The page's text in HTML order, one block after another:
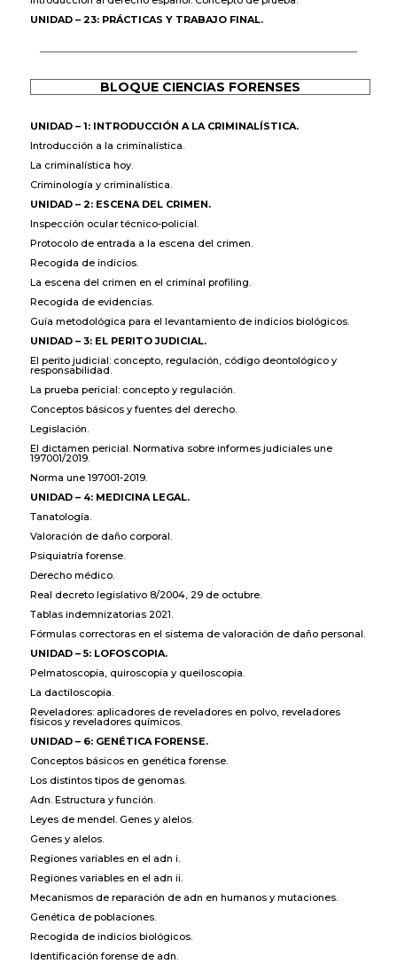
UNIDAD – 23: PRÁCTICAS Y TRABAJO FINAL.
BLOQUE CIENCIAS FORENSES
UNIDAD – 1: INTRODUCCIÓN A LA CRIMINALÍSTICA.
Introducción a la criminalística.
La criminalística hoy.
Criminología y criminalística.
UNIDAD – 2: ESCENA DEL CRIMEN.
Inspección ocular técnico-policial.
Protocolo de entrada a la escena del crimen.
Recogida de indicios.
La escena del crimen en el criminal profiling.
Recogida de evidencias.
Guía metodológica para el levantamiento de indicios biológicos.
UNIDAD – 3: EL PERITO JUDICIAL.
El perito judicial: concepto, regulación, código deontológico y
responsabilidad.
La prueba pericial: concepto y regulación.
Conceptos básicos y fuentes del derecho.
Legislación.
El dictamen pericial. Normativa sobre informes judiciales une
197001/2019.
Norma une 197001-2019.
UNIDAD – 4: MEDICINA LEGAL.
Tanatología.
Valoración de daño corporal.
Psiquiatría forense.
Derecho médico.
Real decreto legislativo 8/2004, 29 de octubre.
Tablas indemnizatorias 2021.
Fórmulas correctoras en el sistema de valoración de daño personal.
UNIDAD – 5: LOFOSCOPIA.
Pelmatoscopia, quiroscopia y queiloscopia.
La dactiloscopia.
Reveladores: aplicadores de reveladores en polvo, reveladores
físicos y reveladores químicos.
UNIDAD – 6: GENÉTICA FORENSE.
Conceptos básicos en genética forense.
Los distintos tipos de genomas.
Adn. Estructura y función.
Leyes de mendel. Genes y alelos.
Genes y alelos.
Regiones variables en el adn i.
Regiones variables en el adn ii.
Mecanismos de reparación de adn en humanos y mutaciones.
Genética de poblaciones.
Recogida de indicios biológicos.
Identificación forense de adn.